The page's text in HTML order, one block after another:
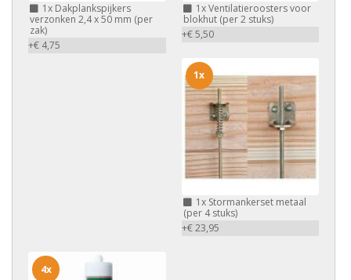
1x Dakplankspijkers
verzonken 2,4 x 50 mm (per
zak)
+€ 4,75
1xVentilatieroosters voor
blokhut (per 2 stuks)
+€ 5,50
1xStormankerset metaal
(per 4 stuks)
+€ 23,95
1x
4x